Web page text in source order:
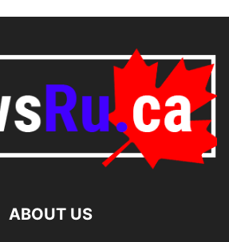
ABOUT US